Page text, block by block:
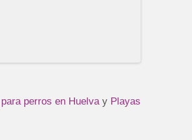
perros en Huelvay Playas